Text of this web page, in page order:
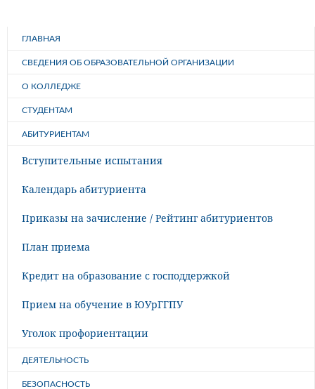
ГЛАВНАЯ
СВЕДЕНИЯ ОБ ОБРАЗОВАТЕЛЬНОЙ ОРГАНИЗАЦИИ
О КОЛЛЕДЖЕ
СТУДЕНТАМ
АБИТУРИЕНТАМ
Вступительные испытания
Календарь абитуриента
Приказы на зачисление / Рейтинг абитуриентов
План приема
Кредит на образование с господдержкой
Прием на обучение в ЮУрГГПУ
Уголок профориентации
ДЕЯТЕЛЬНОСТЬ
БЕЗОПАСНОСТЬ